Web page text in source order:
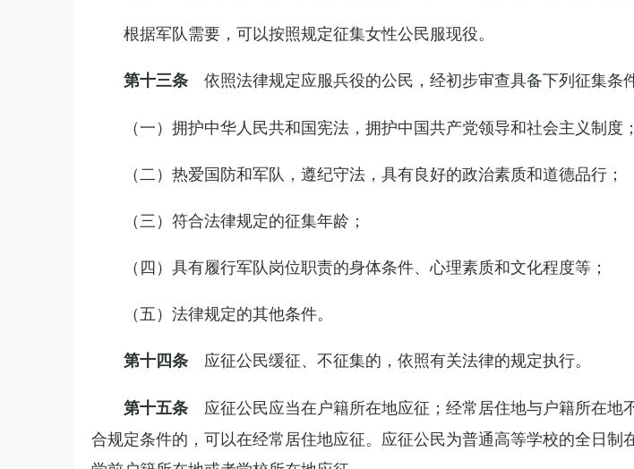
根据军队需要，可以按照规定征集女性公民服现役。
第十三条 依照法律规定应服兵役的公民，经初步审查具备下列征集条
（一）拥护中华人民共和国宪法，拥护中国共产党领导和社会主义制度；
（二）热爱国防和军队，遵纪守法，具有良好的政治素质和道德品行；
（三）符合法律规定的征集年龄；
（四）具有履行军队岗位职责的身体条件、心理素质和文化程度等；
（五）法律规定的其他条件。
第十四条 应征公民缓征、不征集的，依照有关法律的规定执行。
第十五条 应征公民应当在户籍所在地应征；经常居住地与户籍所在地
合规定条件的，可以在经常居住地应征。应征公民为普通高等学校的全日制